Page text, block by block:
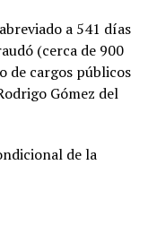
a 541 días
(cerca de 900
de cargos públicos
Gómez del
de la